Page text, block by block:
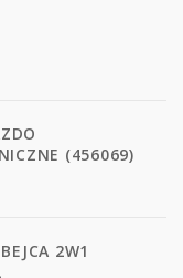
(456069)
2W1